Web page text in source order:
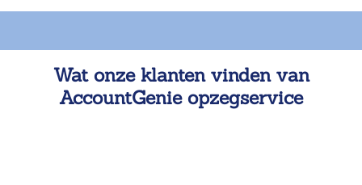
Wat onze klanten vinden van
AccountGenie opzegservice